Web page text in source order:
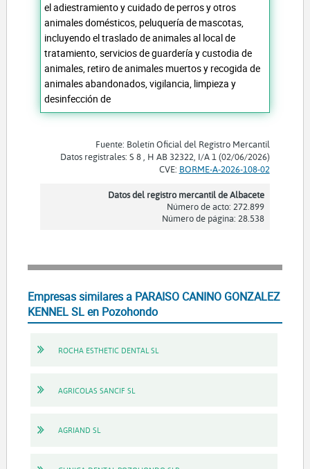
el adiestramiento y cuidado de perros y otros
animales domésticos, peluquería de mascotas,
incluyendo el traslado de animales al local de
tratamiento, servicios de guardería y custodia de
animales, retiro de animales muertos y recogida de
animales abandonados, vigilancia, limpieza y
desinfección de
Fuente: Boletín Oficial del Registro Mercantil
Datos registrales: S 8 , H AB 32322, I/A 1 (02/06/2026)
CVE: BORME-A-2026-108-02
Datos del registro mercantil de Albacete
Número de acto: 272.899
Número de página: 28.538
Empresas similares a PARAISO CANINO GONZALEZ
KENNEL SL en Pozohondo
ROCHA ESTHETIC DENTAL SL
AGRICOLAS SANCIF SL
AGRIAND SL